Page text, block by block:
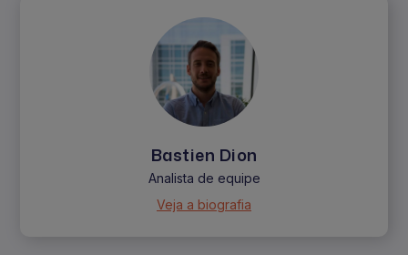
Bastien Dion
Analista de equipe
Veja a biografia